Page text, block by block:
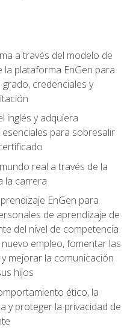
a través del modelo de
la plataforma EnGen para
credenciales y
inglés y adquiera
para sobresalir
real a través de la
la carrera
EnGen para
de aprendizaje de
del nivel de competencia
empleo, fomentar las
mejorar la comunicación
hijos
ético, la
y proteger la privacidad de